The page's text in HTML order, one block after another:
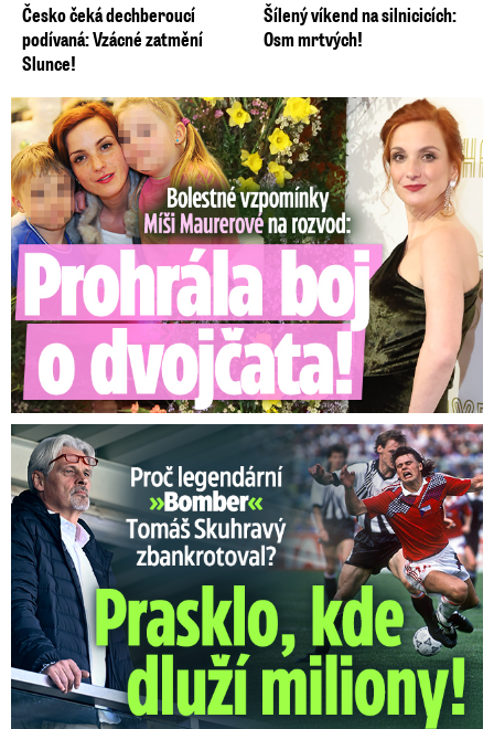
Česko čeká dechberoucí
podívaná: Vzácné zatmění
Slunce!
Šílený víkend na silnicicích:
Osm mrtvých!
Bolestné vzpomínky Míši Maurerové: Prohrála boj o dvojčata!
Proč Skuhravý zbankrotoval? Prasklo, kde dluží miliony!